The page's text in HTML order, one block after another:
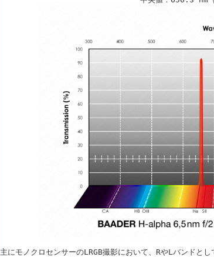
主にモノクロセンサーのLRGB撮影において、RやLバンドと